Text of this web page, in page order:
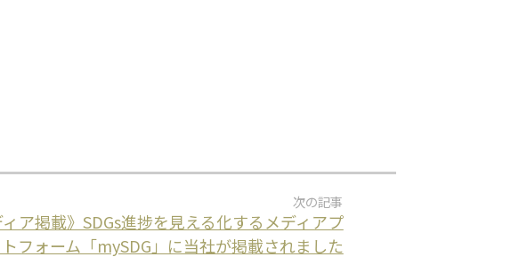
ィア掲載》SDGs進捗を見える化するメディアプ
フォーム「mySDG」に当社が掲載されました